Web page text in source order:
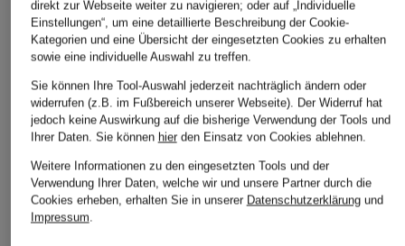
CPH MUSE
Hose CMTAILOR
JORDAN
MARC CAIN
direkt zur Webseite weiter zu navigieren; oder auf „Individuelle
Einstellungen“, um eine detaillierte Beschreibung der Cookie-
Kategorien und eine Übersicht der eingesetzten Cookies zu erhalten
sowie eine individuelle Auswahl zu treffen.
Sie können Ihre Tool-Auswahl jederzeit nachträglich ändern oder
widerrufen (z.B. im Fußbereich unserer Webseite). Der Widerruf hat
jedoch keine Auswirkung auf die bisherige Verwendung der Tools und
Ihrer Daten. Sie können hierden Einsatz von Cookies ablehnen.
Weitere Informationen zu den eingesetzten Tools und der
Verwendung Ihrer Daten, welche wir und unsere Partner durch die
Cookies erheben, erhalten Sie in unserer Datenschutzerklärungund
Impressum.